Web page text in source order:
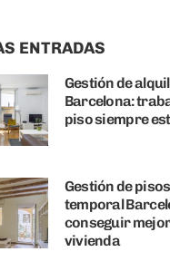
ENTRADAS
Gestión de
Barcelona:
piso siempre
Gestión de
temporal
conseguir
vivienda